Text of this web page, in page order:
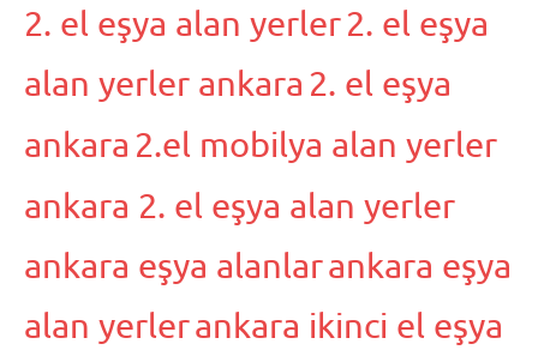
2. el eşya alan yerler2. el eşya
alan yerler ankara 2. el eşya
ankara 2.el mobilya alan yerler
ankara 2. el eşya alan yerler
ankara eşya alanlarankara eşya
alan yerlerankara ikinci el eşya